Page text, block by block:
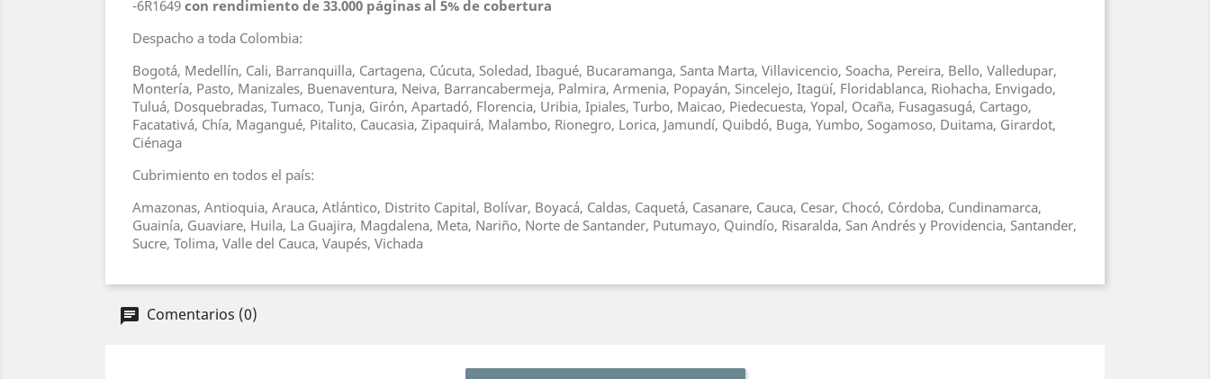
-6R1649 con rendimiento de 33.000 páginas al 5% de cobertura
Despacho a toda Colombia:
Bogotá, Medellín, Cali, Barranquilla, Cartagena, Cúcuta, Soledad, Ibagué, Bucaramanga, Santa Marta, Villavicencio, Soacha, Pereira, Bello, Valledupar,
Montería, Pasto, Manizales, Buenaventura, Neiva, Barrancabermeja, Palmira, Armenia, Popayán, Sincelejo, Itagüí, Floridablanca, Riohacha, Envigado,
Tuluá, Dosquebradas, Tumaco, Tunja, Girón, Apartadó, Florencia, Uribia, Ipiales, Turbo, Maicao, Piedecuesta, Yopal, Ocaña, Fusagasugá, Cartago,
Facatativá, Chía, Magangué, Pitalito, Caucasia, Zipaquirá, Malambo, Rionegro, Lorica, Jamundí, Quibdó, Buga, Yumbo, Sogamoso, Duitama, Girardot,
Ciénaga
Cubrimiento en todos el país:
Amazonas, Antioquia, Arauca, Atlántico, Distrito Capital, Bolívar, Boyacá, Caldas, Caquetá, Casanare, Cauca, Cesar, Chocó, Córdoba, Cundinamarca,
Guainía, Guaviare, Huila, La Guajira, Magdalena, Meta, Nariño, Norte de Santander, Putumayo, Quindío, Risaralda, San Andrés y Providencia, Santander,
Sucre, Tolima, Valle del Cauca, Vaupés, Vichada
Comentarios (0)